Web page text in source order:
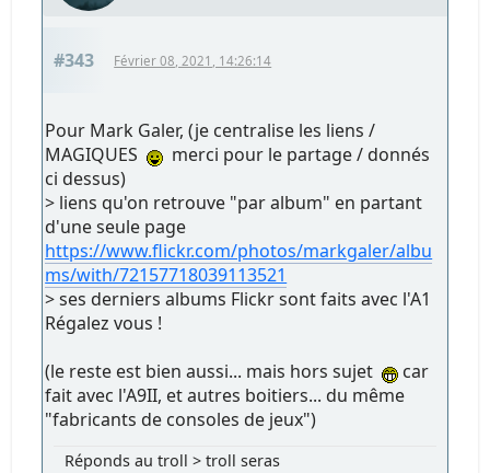
#343 Février 08, 2021, 14:26:14
Pour Mark Galer, (je centralise les liens /
MAGIQUES
merci pour le partage / donnés
ci dessus)
> liens qu'on retrouve "par album" en partant
d'une seule page
https://www.flickr.com/photos/markgaler/albu
ms/with/72157718039113521
> ses derniers albums Flickr sont faits avec l'A1
Régalez vous !
(le reste est bien aussi... mais hors sujet
car
fait avec l'A9II, et autres boitiers... du même
"fabricants de consoles de jeux")
Réponds au troll > troll seras